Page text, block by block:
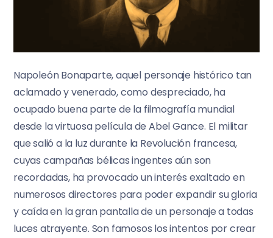
Napoleón Bonaparte, aquel personaje histórico tan
aclamado y venerado, como despreciado, ha
ocupado buena parte de la filmografía mundial
desde la virtuosa película de Abel Gance. El militar
que salió a la luz durante la Revolución francesa,
cuyas campañas bélicas ingentes aún son
recordadas, ha provocado un interés exaltado en
numerosos directores para poder expandir su gloria
y caída en la gran pantalla de un personaje a todas
luces atrayente. Son famosos los intentos por crear